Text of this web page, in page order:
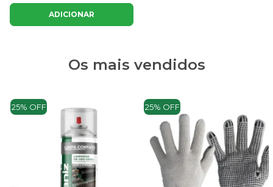
ADICIONAR
Os mais vendidos
25% OFF 25% OFF